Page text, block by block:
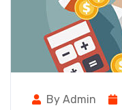
By Admin